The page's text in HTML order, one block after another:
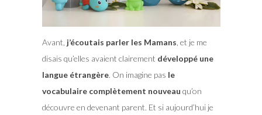
Avant, j’écoutais parler les Mamans , et je me
disais qu’elles avaient clairement développé une
langue étrangère. On imagine pas le
vocabulaire complètement nouveau qu’on
découvre en devenant parent. Et si aujourd’hui je